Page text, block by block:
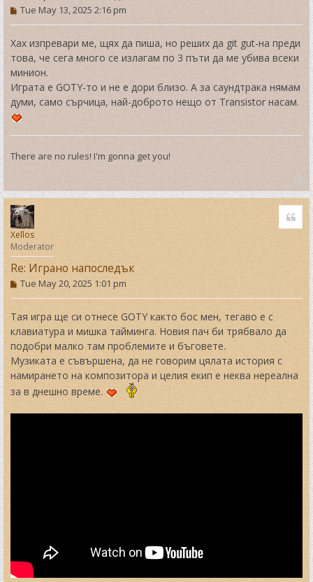
P
o
s
t
Tue May 13, 2025 2:16 pm
Хах изпревари ме, щях да пиша, но реших да git gut-на преди
това, че сега много се излагам по 3 пъти да ме убива всеки
минион.
Играта е GOTY-то и не е дори близо. А за саундтрака нямам
думи, само сърчица, най-доброто нещо от Transistor насам.
There are no rules! I'm gonna get you!
T
o
p
Xellos
Moderator
Re: Играно напоследък
P
o
s
t
Tue May 20, 2025 1:01 pm
Тая игра ще си отнесе GOTY както бос мен, тегаво е с
клавиатура и мишка тайминга. Новия пач би трябвало да
подобри малко там проблемите и бъговете.
Музиката е съвършена, да не говорим цялата история с
намирането на композитора и целия екип е неква нереална
за в днешно време.